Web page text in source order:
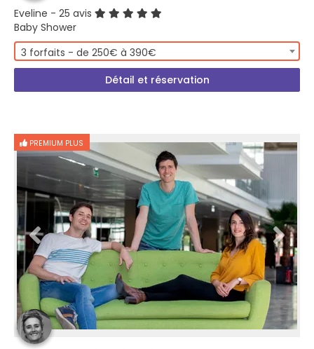
Eveline - 25 avis
Baby Shower
3 forfaits - de 250€ à 390€
Détail et réservation
PREMIUM PLUS